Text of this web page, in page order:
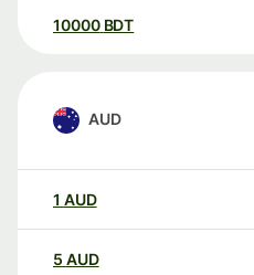
10000 BDT
AUD
1 AUD
5 AUD